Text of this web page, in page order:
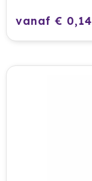
vanaf € 0,14